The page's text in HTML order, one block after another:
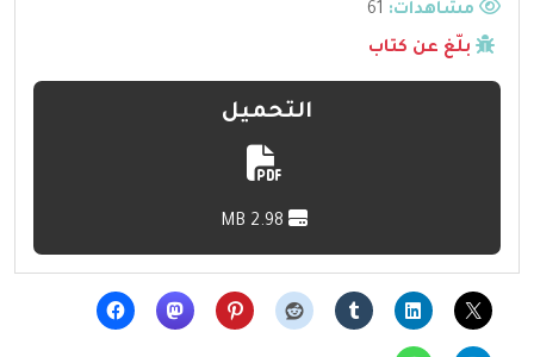
مشاهدات:
بلّغ عن كتاب
التحميل